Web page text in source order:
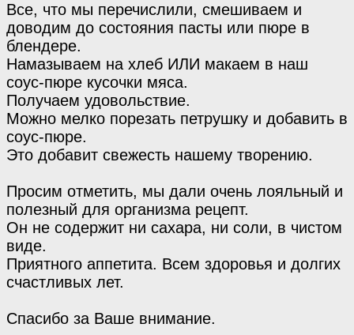
Все, что мы перечислили, смешиваем и
доводим до состояния пасты или пюре в
блендере.
Намазываем на хлеб ИЛИ макаем в наш
соус-пюре кусочки мяса.
Получаем удовольствие.
Можно мелко порезать петрушку и добавить в
соус-пюре.
Это добавит свежесть нашему творению.
Просим отметить, мы дали очень лояльный и
полезный для организма рецепт.
Он не содержит ни сахара, ни соли, в чистом
виде.
Приятного аппетита. Всем здоровья и долгих
счастливых лет.
Спасибо за Ваше внимание.